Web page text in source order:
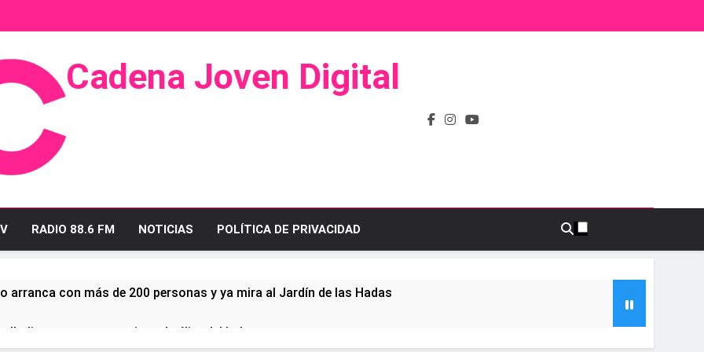
Cadena Joven Digital
Radio Y Televisión
RADIO 88.6 FM NOTICIAS POLÍTICA DE PRIVACIDAD
arranca con más de 200 personas y ya mira al Jardín de las Hadas
linense tras conquistar la élite del baloncesto